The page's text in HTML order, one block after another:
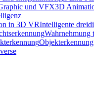
und VFX3D
in 3D VRIntelligente
Wahrnehmung